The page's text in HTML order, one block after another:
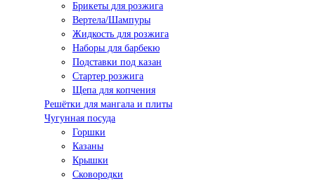
Брикеты для розжига
Вертела/Шампуры
Жидкость для розжига
Наборы для барбекю
Подставки под казан
Стартер розжига
Щепа для копчения
Решётки для мангала и плиты
Чугунная посуда
Горшки
Казаны
Крышки
Сковородки